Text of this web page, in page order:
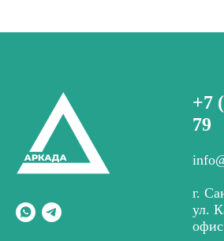
+7
79
г.
ул.